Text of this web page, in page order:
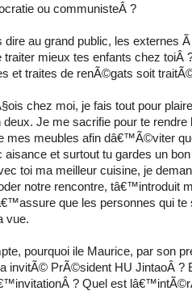
ou communisteÂ ?
dire au grand public, les externes
mieux tes enfants chez toiÂ
et traites de renÃ©gats soit
chez moi, je fais tout pour
deux. Je me sacrifie pour te rendre
mes meubles afin dâ€™Ã©viter
aisance et surtout tu gardes un
toi ma meilleur cuisine, je
notre rencontre, tâ€™introduit
que les personnes qui te
vue.
pourquoi ile Maurice, par son
invitÃ© PrÃ©sident HU JintaoÂ ?
? Quel est